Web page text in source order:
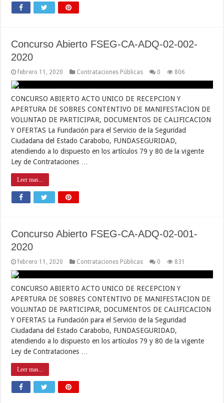
Concurso Abierto FSEG-CA-ADQ-02-002-
2020
febrero 11, 2020 Contrataciones Públicas 0 806
CONCURSO ABIERTO ACTO UNICO DE RECEPCION Y
APERTURA DE SOBRES CONTENTIVO DE MANIFESTACION DE
VOLUNTAD DE PARTICIPAR, DOCUMENTOS DE CALIFICACION
Y OFERTAS La Fundación para el Servicio de la Seguridad
Ciudadana del Estado Carabobo, FUNDASEGURIDAD,
atendiendo a lo dispuesto en los artículos 79 y 80 de la vigente
Ley de Contrataciones …
Leer mas...
Concurso Abierto FSEG-CA-ADQ-02-001-
2020
febrero 11, 2020 Contrataciones Públicas 0 831
CONCURSO ABIERTO ACTO UNICO DE RECEPCION Y
APERTURA DE SOBRES CONTENTIVO DE MANIFESTACION DE
VOLUNTAD DE PARTICIPAR, DOCUMENTOS DE CALIFICACION
Y OFERTAS La Fundación para el Servicio de la Seguridad
Ciudadana del Estado Carabobo, FUNDASEGURIDAD,
atendiendo a lo dispuesto en los artículos 79 y 80 de la vigente
Ley de Contrataciones …
Leer mas...